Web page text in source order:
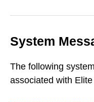
System
The following
associated with